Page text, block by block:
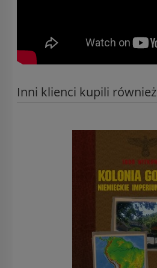
Inni klienci kupili również